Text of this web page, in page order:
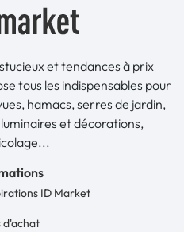
et tendances à prix
tous les indispensables pour
hamacs, serres de jardin,
et décorations,
ID Market
d'achat